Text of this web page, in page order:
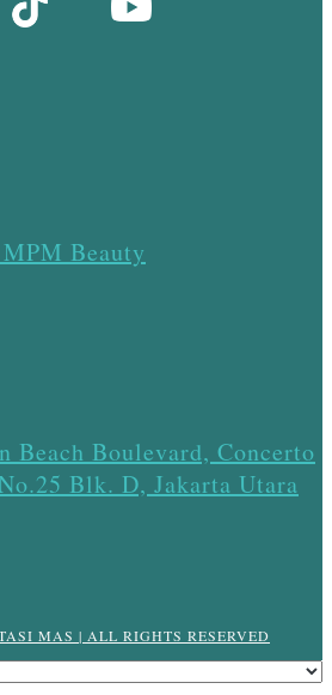
Beauty
Beach Boulevard, Concerto
Blk. D, Jakarta Utara
MAS | ALL RIGHTS RESERVED